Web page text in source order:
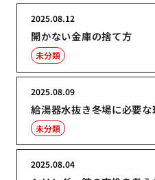
開かない金庫の捨て方
2025.08.12
未分類
給湯器水抜き冬場に必要
2025.08.09
未分類
2025.08.04